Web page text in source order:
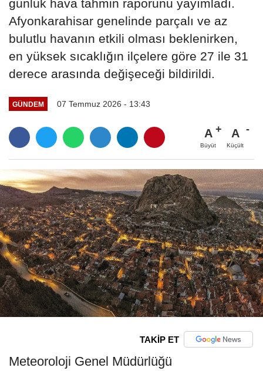
günlük hava tahmin raporunu yayımladı.
Afyonkarahisar genelinde parçalı ve az
bulutlu havanın etkili olması beklenirken,
en yüksek sıcaklığın ilçelere göre 27 ile 31
derece arasında değişeceği bildirildi.
GÜNDEM 07 Temmuz 2026 - 13:43
A
Büyüt
A
Küçült
TAKİP ET
Meteoroloji Genel Müdürlüğü